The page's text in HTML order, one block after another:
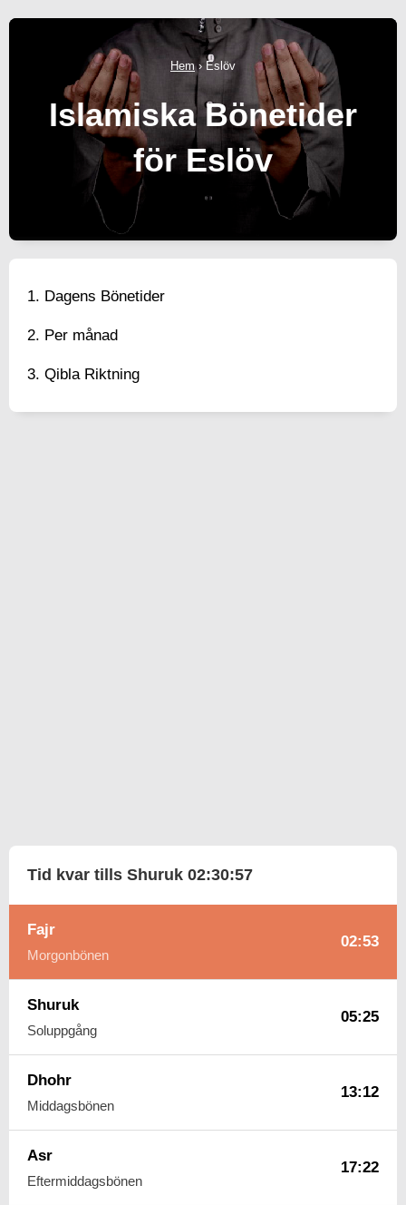
Hem› Eslöv
Islamiska Bönetider
för Eslöv
Dagens Bönetider
Per månad
Qibla Riktning
Tid kvar tills Shuruk 02:30:56
Fajr
Morgonbönen
02:53
Shuruk
Soluppgång
05:25
Dhohr
Middagsbönen
13:12
Asr
Eftermiddagsbönen
17:22